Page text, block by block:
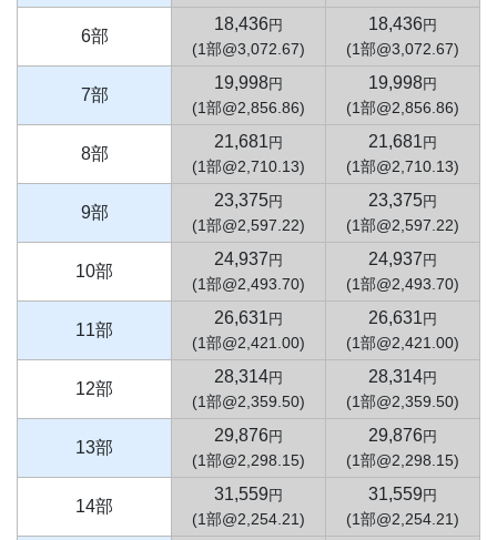
6部
18,436円
(1部@3,072.67)
18,436円
(1部@3,072.67)
7部
19,998円
(1部@2,856.86)
19,998円
(1部@2,856.86)
8部
21,681 円
(1部@2,710.13)
21,681 円
(1部@2,710.13)
9部
23,375円
(1部@2,597.22)
23,375円
(1部@2,597.22)
10部
24,937 円
(1部@2,493.70)
24,937 円
(1部@2,493.70)
11部
26,631 円
(1部@2,421.00)
26,631 円
(1部@2,421.00)
12部
28,314円
(1部@2,359.50)
28,314円
(1部@2,359.50)
13部
29,876円
(1部@2,298.15)
29,876円
(1部@2,298.15)
14部
31,559 円
(1部@2,254.21)
31,559 円
(1部@2,254.21)